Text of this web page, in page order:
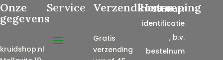
Onze
gegevens
kruidshop.nl
Service Verzendkosten
Gratis
verzending
Herroeping
Contract
identificatie
, b.v.
bestelnum